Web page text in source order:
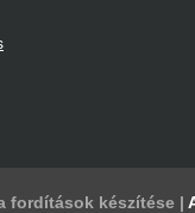
fordítások készítése |